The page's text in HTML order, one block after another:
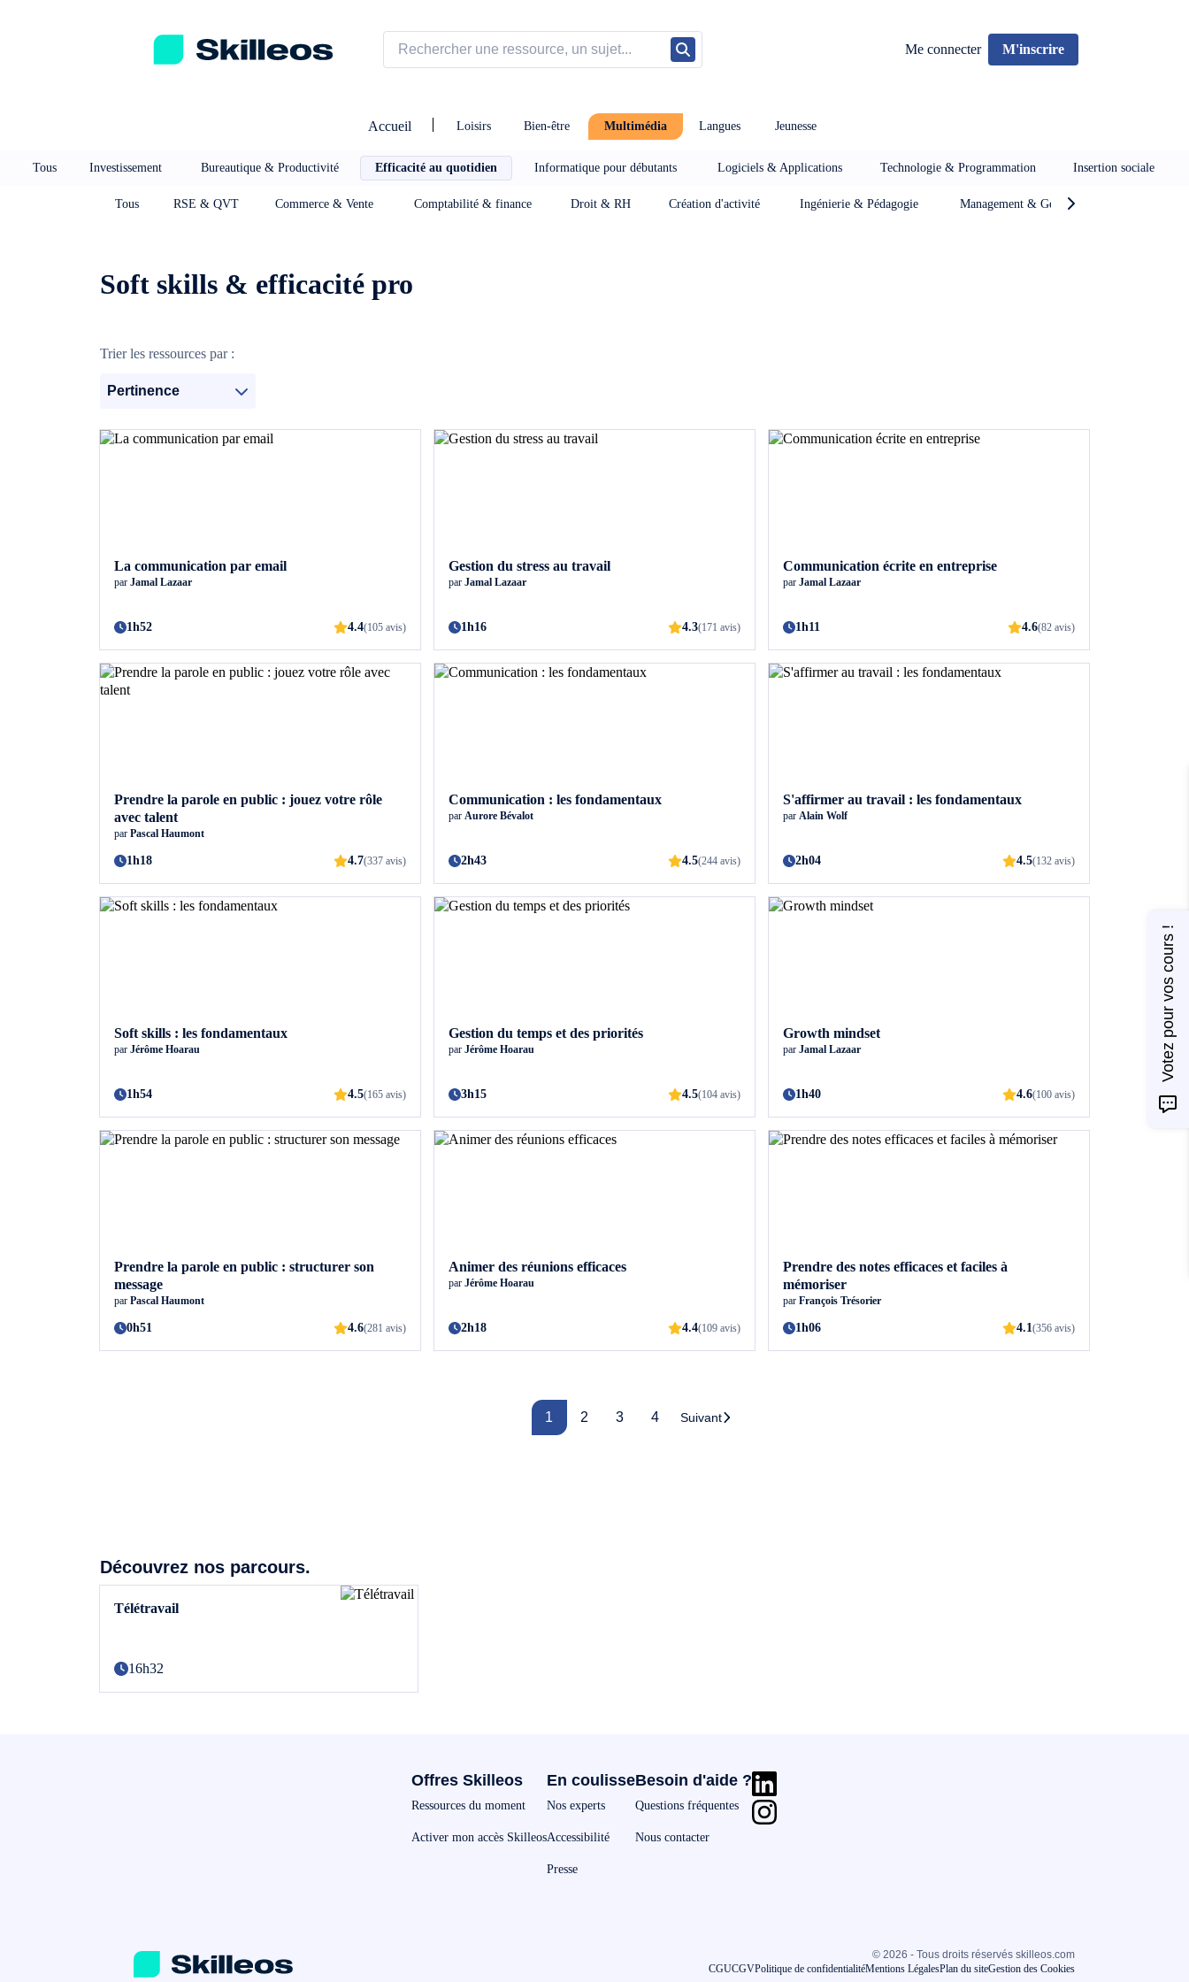
Passez directement au contenu principal
Me connecter M'inscrire
Accueil Loisirs Bien-être Multimédia Langues Jeunesse
Tous Investissement Bureautique & Productivité Efficacité au quotidien Informatique pour débutants Logiciels & Applications Technologie & Programmation Insertion sociale
Tous RSE & QVT Commerce & Vente Comptabilité & finance Droit & RH Création d'activité Ingénierie & Pédagogie Management & Gestion de projet
Soft skills & efficacité pro
Trier les ressources par :
Pertinence
La communication par email
parJamal Lazaar
1h52 4.4(105 avis)
Gestion du stress au travail
parJamal Lazaar
1h16 4.3(171 avis)
Communication écrite en entreprise
par Jamal Lazaar
1h11 4.6(82 avis)
Prendre la parole en public : jouez votre rôle
avec talent
parPascal Haumont
1h18 4.7(337 avis)
Communication : les fondamentaux
parAurore Bévalot
2h43 4.5(244 avis)
S'affirmer au travail : les fondamentaux
par Alain Wolf
2h04 4.5(132 avis)
Soft skills : les fondamentaux
parJérôme Hoarau
1h54 4.5(165 avis)
Gestion du temps et des priorités
parJérôme Hoarau
3h15 4.5(104 avis)
Growth mindset
par Jamal Lazaar
1h40 4.6(100 avis)
Prendre la parole en public : structurer son
message
parPascal Haumont
0h51 4.6(281 avis)
Animer des réunions efficaces
parJérôme Hoarau
2h18 4.4(109 avis)
Prendre des notes efficaces et faciles à
mémoriser
par François Trésorier
1h06 4.1(356 avis)
1 2 3 4 Suivant
Découvrez nos parcours.
Télétravail
16h32
Offres Skilleos
Ressources du moment
Activer mon accès Skilleos
En coulisse
Nos experts
Accessibilité
Presse
Besoin d'aide ?
Questions fréquentes
Nous contacter
© 2026 - Tous droits réservés skilleos.com
CGUCGVPolitique de confidentialitéMentions LégalesPlan du siteGestion des Cookies
Votez pour vos cours !